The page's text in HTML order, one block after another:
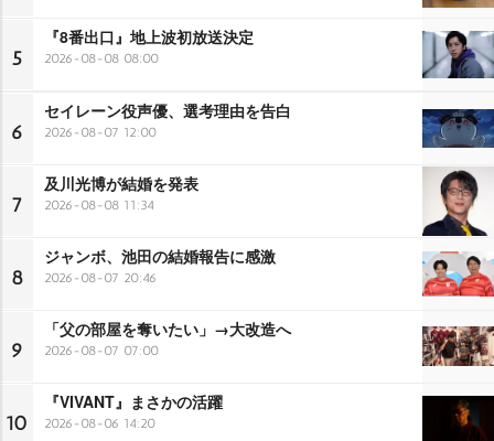
5
『8番出口』地上波初放送決定
2026-08-08 08:00
6
セイレーン役声優、選考理由を告白
2026-08-07 12:00
7
及川光博が結婚を発表
2026-08-08 11:34
8
ジャンボ、池田の結婚報告に感激
2026-08-07 20:46
9
「父の部屋を奪いたい」→大改造へ
2026-08-07 07:00
10
『VIVANT』まさかの活躍
2026-08-06 14:20